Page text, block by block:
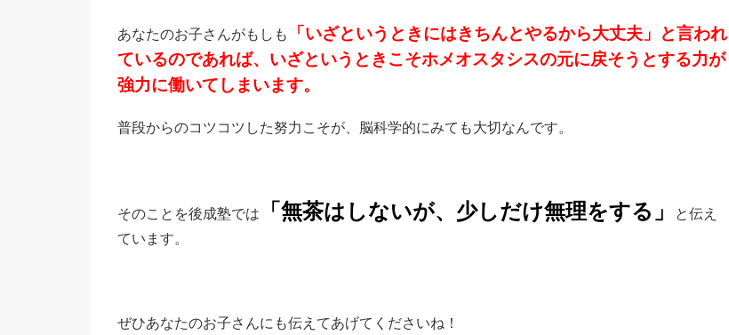
あなたのお子さんがもしも
「いざというときにはきちんとやるから大丈夫」と言われ
ているのであれば、いざというときこそホメオスタシスの元に戻そうとする力が
強力に働いてしまいます。
普段からのコツコツした努力こそが、脳科学的にみても大切なんです。
そのことを後成塾では 「無茶はしないが、少しだけ無理をする」
と伝え
ています。
ぜひあなたのお子さんにも伝えてあげてくださいね！